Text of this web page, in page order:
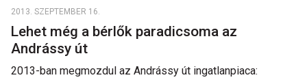
2013. SZEPTEMBER 16.
Lehet még a bérlők paradicsoma az
Andrássy út
2013-ban megmozdul az Andrássy út ingatlanpiaca: